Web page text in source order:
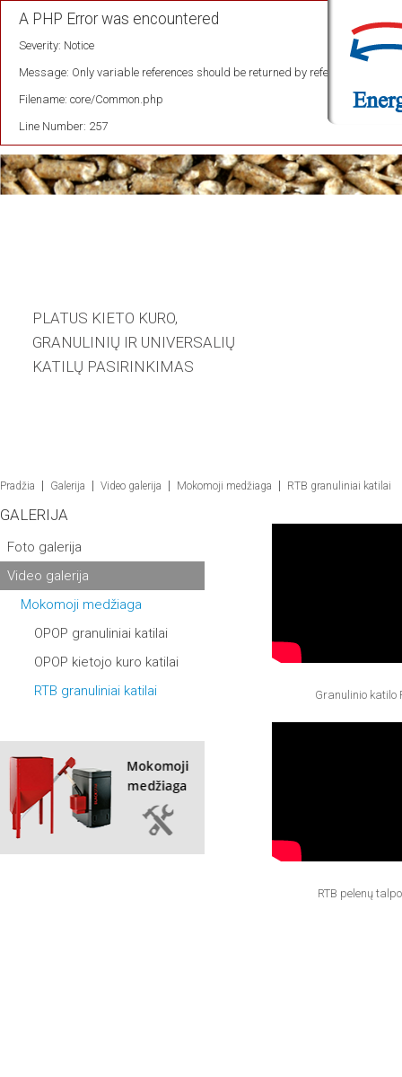
A PHP Error was encountered
Severity: Notice
Message: Only variable references should be returned by reference
Filename: core/Common.php
Line Number: 257
PLATUS KIETO KURO,
GRANULINIŲ IR UNIVERSALIŲ
KATILŲ PASIRINKIMAS
Pradžia Galerija Video galerija Mokomoji medžiaga RTB granuliniai katilai
GALERIJA
Foto galerija
Video galerija
Mokomoji medžiaga
OPOP granuliniai katilai
OPOP kietojo kuro katilai
RTB granuliniai katilai
Granulinio
RTB pelenų